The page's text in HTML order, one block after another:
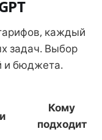
каждый
задач. Выбор
и бюджета.
Кому
подходит